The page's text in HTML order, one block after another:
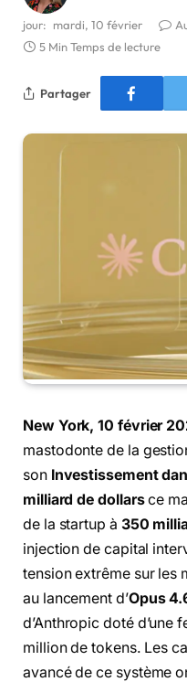
jour: mardi, 10 février
5 Min Temps de lecture
Partager
New York, 10 février
mastodonte de la
son Investissement
milliard de dollarsce
de la startup à 350
injection de capital
tension extrême sur les
au lancement d’Opus
d’Anthropic doté d’une
million de tokens. Les
avancé de ce système